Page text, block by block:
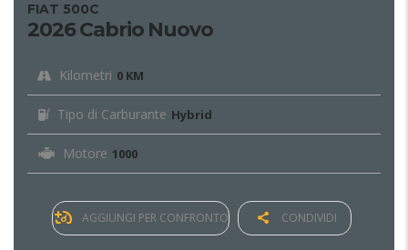
FIAT 500C
2026 Cabrio Nuovo
Kilometri 0 KM
Tipo di Carburante Hybrid
Motore 1000
AGGIUNGI PER CONFRONTO CONDIVIDI